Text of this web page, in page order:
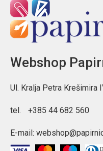
Webshop
Ul. Kralja Petra Krešimira
tel. +385 44 682 560
E-mail: